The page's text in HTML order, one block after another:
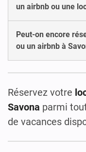
un airbnb ou une
Peut-on encore
ou un airbnb à
Réservez votre
Savona parmi
de vacances